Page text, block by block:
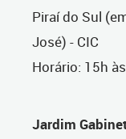
Piraí do Sul
José) - CIC
Horário: 15h
Jardim